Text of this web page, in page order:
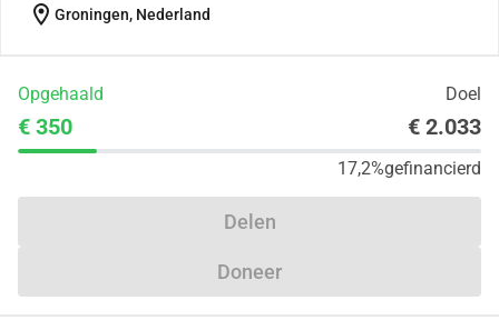
location_on Groningen, Nederland
Opgehaald Doel
€ 350 € 2.033
17,2%gefinancierd
Delen
Doneer